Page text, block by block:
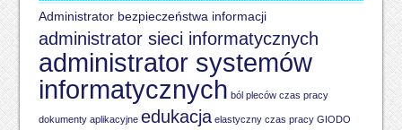
Administrator bezpieczeństwa informacji
administrator sieci informatycznych
administrator systemów
informatycznych ból pleców czas pracy
dokumenty aplikacyjne edukacja elastyczny czas pracy GIODO